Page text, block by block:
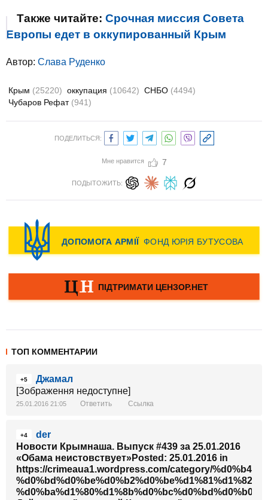
Также читайте: Срочная миссия Совета
Европы едет в оккупированный Крым
Автор: Слава Руденко
Крым (25220) оккупация (10642) СНБО (4494)
Чубаров Рефат (941)
ПОДЕЛИТЬСЯ:
Мне нравится 7
ПОДЫТОЖИТЬ:
ТОП КОММЕНТАРИИ
+5
Джамал
[Зображення недоступне]
25.01.2016 21:05 Ответить Ссылка
+4
der
Новости Крымнаша. Выпуск #439 за 25.01.2016
«Обама неистовствует»Posted: 25.01.2016 in
https://crimeaua1.wordpress.com/category/